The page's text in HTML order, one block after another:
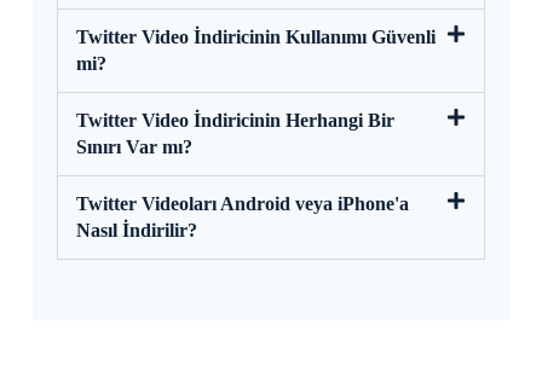
Twitter Video İndiricinin Kullanımı Güvenli
mi?
Twitter Video İndiricinin Herhangi Bir
Sınırı Var mı?
Twitter Videoları Android veya iPhone'a
Nasıl İndirilir?